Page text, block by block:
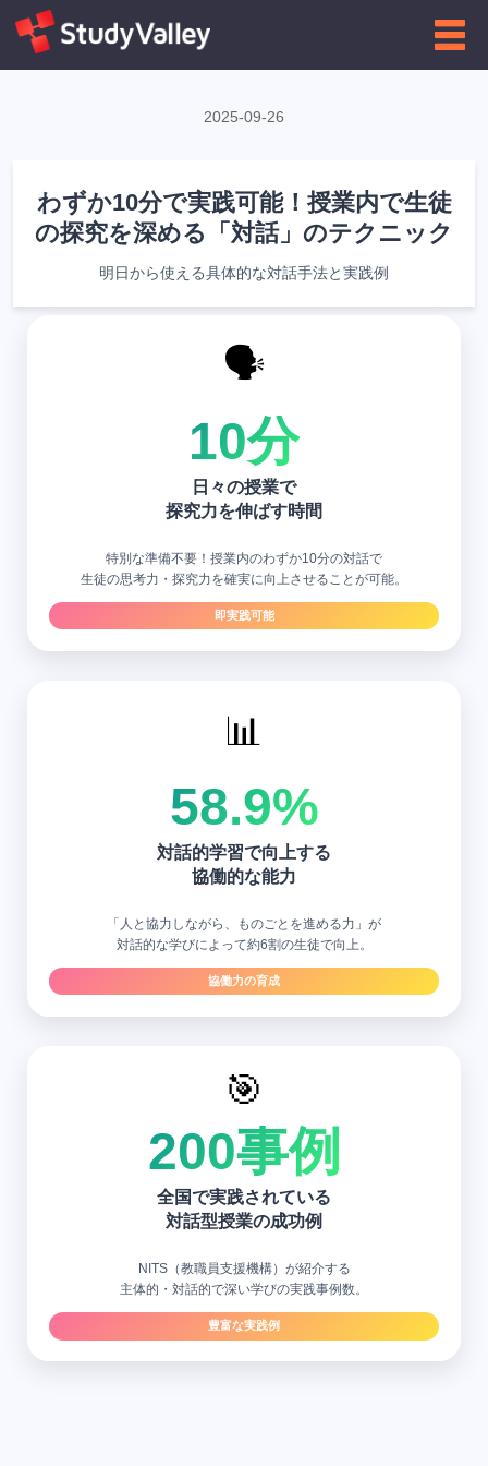
←高校向け インフォグラフィクス一覧に戻る
2025-09-26
わずか10分で実践可能！授業内で生徒
の探究を深める「対話」のテクニック
明日から使える具体的な対話手法と実践例
🗣️
10分
日々の授業で
探究力を伸ばす時間
特別な準備不要！授業内のわずか10分の対話で
生徒の思考力・探究力を確実に向上させることが可能。
即実践可能
📊
58.9%
対話的学習で向上する
協働的な能力
「人と協力しながら、ものごとを進める力」が
対話的な学びによって約6割の生徒で向上。
協働力の育成
🎯
200事例
全国で実践されている
対話型授業の成功例
NITS（教職員支援機構）が紹介する
主体的・対話的で深い学びの実践事例数。
豊富な実践例